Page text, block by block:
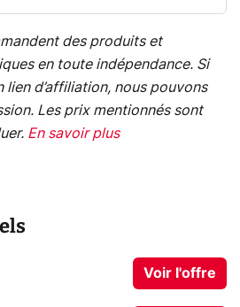
des produits et
en toute indépendance. Si
lien d’affiliation, nous pouvons
Les prix mentionnés sont
En savoir plus
Voir l'offre